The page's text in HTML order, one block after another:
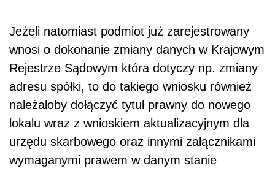
Jeżeli natomiast podmiot już zarejestrowany
wnosi o dokonanie zmiany danych w Krajowym
Rejestrze Sądowym która dotyczy np. zmiany
adresu spółki, to do takiego wniosku również
należałoby dołączyć tytuł prawny do nowego
lokalu wraz z wnioskiem aktualizacyjnym dla
urzędu skarbowego oraz innymi załącznikami
wymaganymi prawem w danym stanie